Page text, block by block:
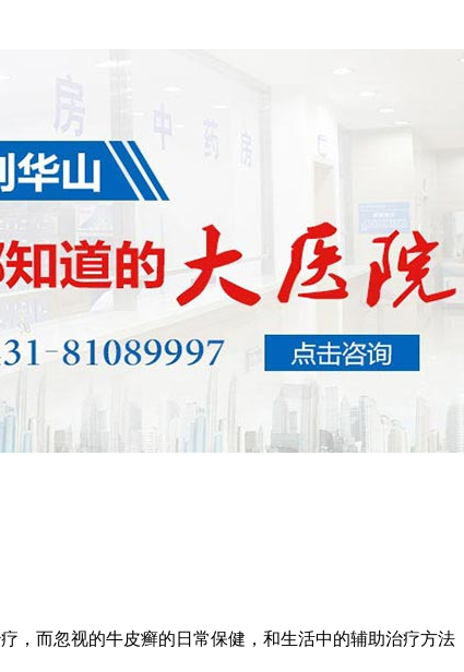
，而忽视的牛皮癣的日常保健，和生活中的辅助治疗方法